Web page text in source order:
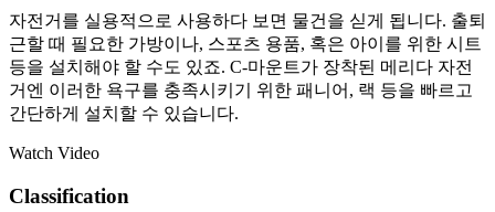
자전거를 실용적으로 사용하다 보면 물건을 싣게 됩니다. 출퇴
근할 때 필요한 가방이나, 스포츠 용품, 혹은 아이를 위한 시트
등을 설치해야 할 수도 있죠. C-마운트가 장착된 메리다 자전
거엔 이러한 욕구를 충족시키기 위한 패니어, 랙 등을 빠르고
간단하게 설치할 수 있습니다.
Watch Video
Classification